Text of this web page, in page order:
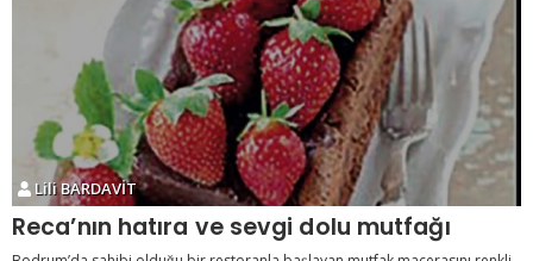
Lili BARDAVİT
Reca’nın hatıra ve sevgi dolu mutfağı